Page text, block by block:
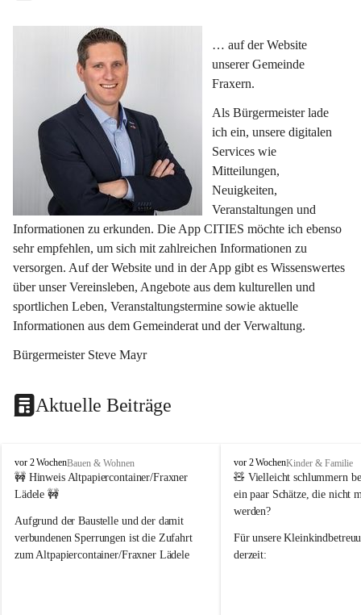
… auf der Website
unserer Gemeinde
Fraxern.
Als Bürgermeister lade
ich ein, unsere digitalen
Services wie
Mitteilungen,
Neuigkeiten,
Veranstaltungen und
Informationen zu erkunden. Die App CITIES möchte ich ebenso
sehr empfehlen, um sich mit zahlreichen Informationen zu
versorgen. Auf der Website und in der App gibt es Wissenswertes
über unser Vereinsleben, Angebote aus dem kulturellen und
sportlichen Leben, Veranstaltungstermine sowie aktuelle
Informationen aus dem Gemeinderat und der Verwaltung.
Bürgermeister Steve Mayr
Aktuelle Beiträge
F
r
a
e
r
n
vor 2 WochenBauen & Wohnen
🚧 Hinweis Altpapiercontainer/Fraxner
Lädele 🚧
Aufgrund der Baustelle und der damit
verbundenen Sperrungen ist die Zufahrt
zum Altpapiercontainer/Fraxner Lädele
F
r
a
x
r
n
vor 2 WochenKinder & Familie
🧸 Vielleicht schlummern
ein paar Schätze, die nicht
werden?
Für unsere
derzeit: